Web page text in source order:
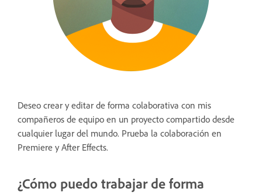
Deseo crear y editar de forma colaborativa con mis
compañeros de equipo en un proyecto compartido desde
cualquier lugar del mundo. Prueba la colaboración en
Premiere y After Effects.
¿Cómo puedo trabajar de forma